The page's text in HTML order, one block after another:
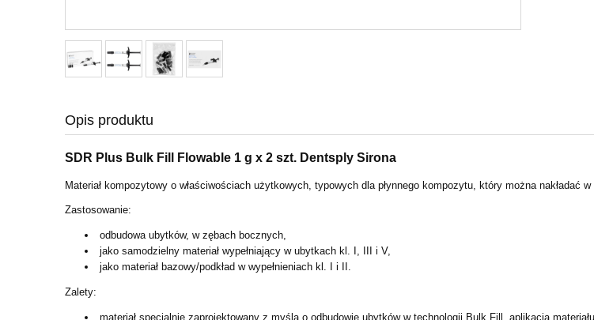
Opis produktu
SDR Plus Bulk Fill Flowable 1 g x 2 szt. Dentsply Sirona
Materiał kompozytowy o właściwościach użytkowych, typowych dla płynnego kompozytu, który można nakładać w
Zastosowanie:
odbudowa ubytków, w zębach bocznych,
jako samodzielny materiał wypełniający w ubytkach kl. I, III i V,
jako materiał bazowy/podkład w wypełnieniach kl. I i II.
Zalety:
materiał specjalnie zaprojektowany z myślą o odbudowie ubytków w technologii Bulk Fill, aplikacja